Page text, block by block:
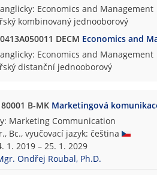
Economics and Management
kombinovaný jednooborový
DECM Economics and
Economics and Management
distanční jednooborový
B-MK Marketingová
Marketing Communication
Bc., vyučovací jazyk: čeština
1. 2019 – 25. 1. 2029
Ondřej Roubal, Ph.D.